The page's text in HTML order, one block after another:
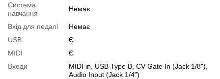
Система
навчання
Немає
Вхід для педалі
Немає
USB
Є
MIDI
Є
Входи
MIDI in, USB Type B, CV Gate In (Jack 1/8"),
Audio Input (Jack 1/4")